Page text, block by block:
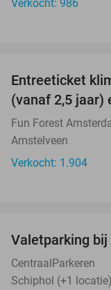
Verkocht: 986
Entreeticket
(vanaf 2,5 jaar)
Fun Forest
Amstelveen
Verkocht: 1.904
Valetparking bij
CentraalParkeren
Schiphol (+1